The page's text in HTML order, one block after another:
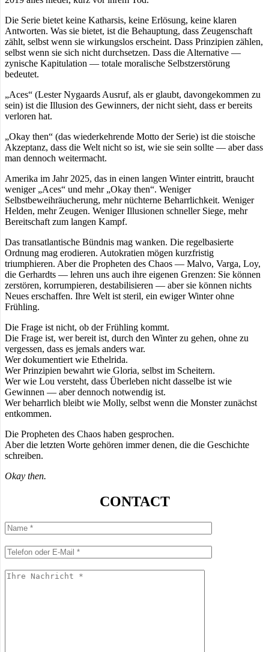
Die Serie bietet keine Katharsis, keine Erlösung, keine klaren
Antworten. Was sie bietet, ist die Behauptung, dass Zeugenschaft
zählt, selbst wenn sie wirkungslos erscheint. Dass Prinzipien zählen,
selbst wenn sie sich nicht durchsetzen. Dass die Alternative —
zynische Kapitulation — totale moralische Selbstzerstörung
bedeutet.
„Aces“ (Lester Nygaards Ausruf, als er glaubt, davongekommen zu
sein) ist die Illusion des Gewinners, der nicht sieht, dass er bereits
verloren hat.
„Okay then“ (das wiederkehrende Motto der Serie) ist die stoische
Akzeptanz, dass die Welt nicht so ist, wie sie sein sollte — aber dass
man dennoch weitermacht.
Amerika im Jahr 2025, das in einen langen Winter eintritt, braucht
weniger „Aces“ und mehr „Okay then“. Weniger
Selbstbeweihräucherung, mehr nüchterne Beharrlichkeit. Weniger
Helden, mehr Zeugen. Weniger Illusionen schneller Siege, mehr
Bereitschaft zum langen Kampf.
Das transatlantische Bündnis mag wanken. Die regelbasierte
Ordnung mag erodieren. Autokratien mögen kurzfristig
triumphieren. Aber die Propheten des Chaos — Malvo, Varga, Loy,
die Gerhardts — lehren uns auch ihre eigenen Grenzen: Sie können
zerstören, korrumpieren, destabilisieren — aber sie können nichts
Neues erschaffen. Ihre Welt ist steril, ein ewiger Winter ohne
Frühling.
Die Frage ist nicht, ob der Frühling kommt.
Die Frage ist, wer bereit ist, durch den Winter zu gehen, ohne zu
vergessen, dass es jemals anders war.
Wer dokumentiert wie Ethelrida.
Wer Prinzipien bewahrt wie Gloria, selbst im Scheitern.
Wer wie Lou versteht, dass Überleben nicht dasselbe ist wie
Gewinnen — aber dennoch notwendig ist.
Wer beharrlich bleibt wie Molly, selbst wenn die Monster zunächst
entkommen.
Die Propheten des Chaos haben gesprochen.
Aber die letzten Worte gehören immer denen, die die Geschichte
schreiben.
Okay then.
CONTACT